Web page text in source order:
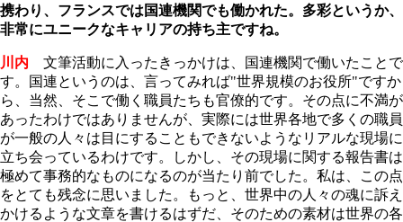
携わり、フランスでは国連機関でも働かれた。多彩というか、
非常にユニークなキャリアの持ち主ですね。
川内 文筆活動に入ったきっかけは、国連機関で働いたことで
す。国連というのは、言ってみれば"世界規模のお役所"ですか
ら、当然、そこで働く職員たちも官僚的です。その点に不満が
あったわけではありませんが、実際には世界各地で多くの職員
が一般の人々は目にすることもできないようなリアルな現場に
立ち会っているわけです。しかし、その現場に関する報告書は
極めて事務的なものになるのが当たり前でした。私は、この点
をとても残念に思いました。もっと、世界中の人々の魂に訴え
かけるような文章を書けるはずだ、そのための素材は世界の各